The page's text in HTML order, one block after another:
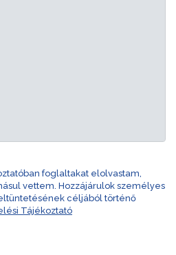
foglaltakat elolvastam,
vettem. Hozzájárulok személyes
céljából történő
Tájékoztató